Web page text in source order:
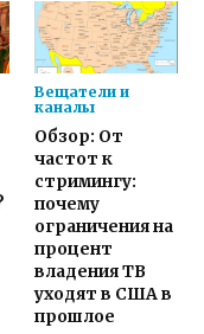
Вещатели и
каналы
Обзор: От
частот к
стримингу:
почему
ограничения на
процент
владения ТВ
уходят в США в
прошлое